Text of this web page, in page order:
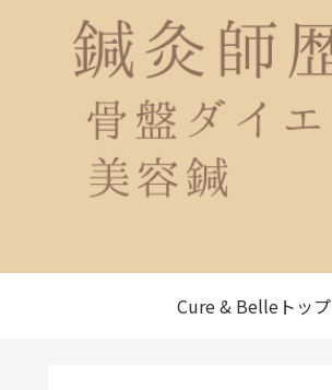
Cure & Belleトップ